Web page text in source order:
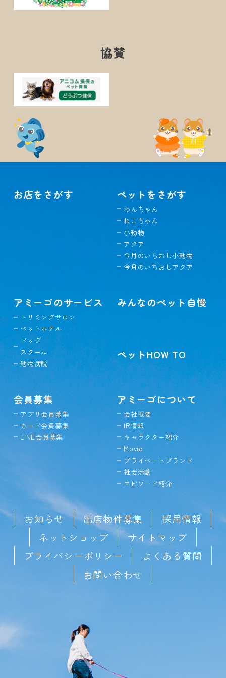
協賛
お店をさがす ペットをさがす
わんちゃん
ねこちゃん
小動物
アクア
今月のいちおし小動物
今月のいちおしアクア
アミーゴのサービス
トリミングサロン
ペットホテル
ドッグ
スクール
動物病院
みんなのペット自慢
ペットHOW TO
会員募集
アプリ会員募集
カード会員募集
LINE会員募集
アミーゴについて
会社概要
IR情報
キャラクター紹介
Movie
プライベートブランド
社会活動
エピソード紹介
お知らせ 出店物件募集
採用情報
ネットショップ
サイトマップ
プライバシーポリシー
よくある質問
お問い合わせ